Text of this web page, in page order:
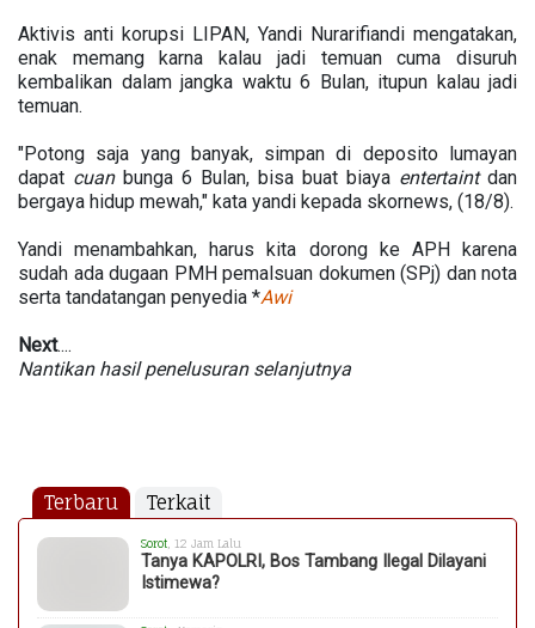
Aktivis anti korupsi LIPAN, Yandi Nurarifiandi mengatakan,
enak memang karna kalau jadi temuan cuma disuruh
kembalikan dalam jangka waktu 6 Bulan, itupun kalau jadi
temuan.
"Potong saja yang banyak, simpan di deposito lumayan
dapat cuanbunga 6 Bulan, bisa buat biaya entertaintdan
bergaya hidup mewah," kata yandi kepada skornews, (18/8).
Yandi menambahkan, harus kita dorong ke APH karena
sudah ada dugaan PMH pemalsuan dokumen (SPj) dan nota
serta tandatangan penyedia *Awi
Next....
Nantikan hasil penelusuran selanjutnya
Terbaru Terkait
Sorot , 12 Jam Lalu
Tanya KAPOLRI, Bos Tambang Ilegal Dilayani
Istimewa?